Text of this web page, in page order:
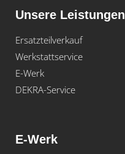
Unsere Leistungen
Ersatzteilverkauf
Werkstattservice
E-Werk
DEKRA-Service
E-Werk